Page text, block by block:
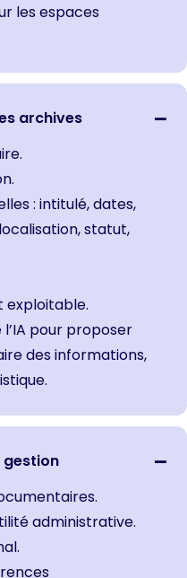
les espaces
archives
: intitulé, dates,
statut,
exploitable.
pour proposer
des informations,
gestion
administrative.